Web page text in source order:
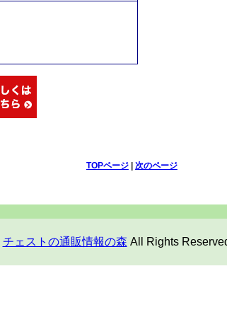
TOPページ| 次のページ
チェストの通販情報の森 All Rights